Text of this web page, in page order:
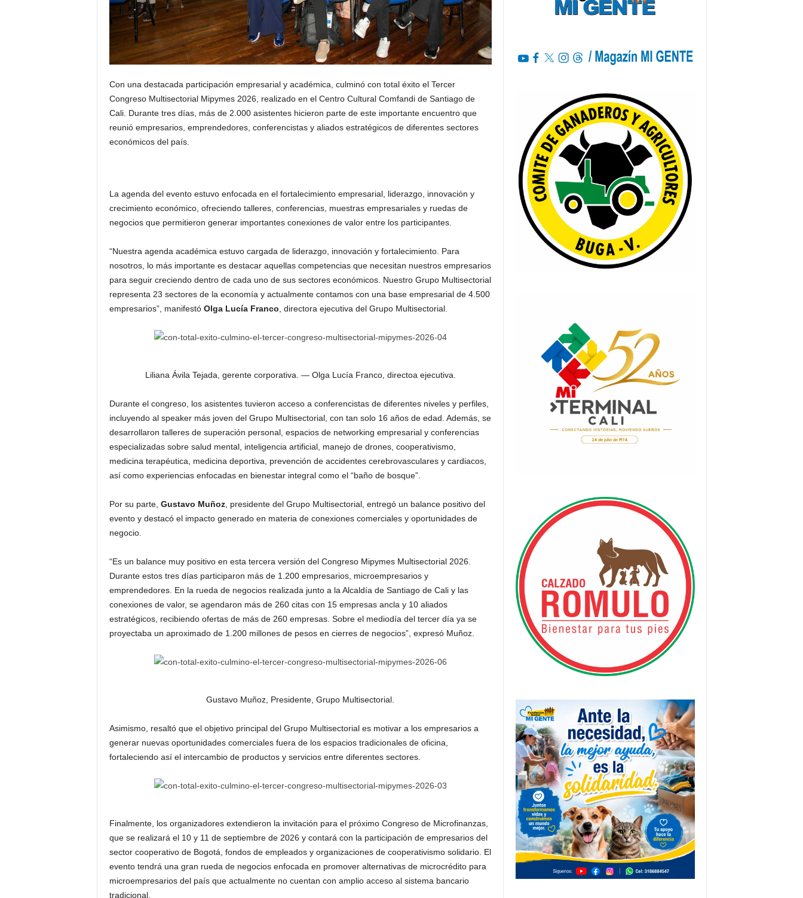
Con una destacada participación empresarial y académica, culminó con total éxito el Tercer
Congreso Multisectorial Mipymes 2026, realizado en el Centro Cultural Comfandi de Santiago de
Cali. Durante tres días, más de 2.000 asistentes hicieron parte de este importante encuentro que
reunió empresarios, emprendedores, conferencistas y aliados estratégicos de diferentes sectores
económicos del país.
La agenda del evento estuvo enfocada en el fortalecimiento empresarial, liderazgo, innovación y
crecimiento económico, ofreciendo talleres, conferencias, muestras empresariales y ruedas de
negocios que permitieron generar importantes conexiones de valor entre los participantes.
“Nuestra agenda académica estuvo cargada de liderazgo, innovación y fortalecimiento. Para
nosotros, lo más importante es destacar aquellas competencias que necesitan nuestros empresarios
para seguir creciendo dentro de cada uno de sus sectores económicos. Nuestro Grupo Multisectorial
representa 23 sectores de la economía y actualmente contamos con una base empresarial de 4.500
empresarios”, manifestó Olga Lucía Franco , directora ejecutiva del Grupo Multisectorial.
Liliana Ávila Tejada, gerente corporativa. — Olga Lucía Franco, directoa ejecutiva.
Durante el congreso, los asistentes tuvieron acceso a conferencistas de diferentes niveles y perfiles,
incluyendo al speaker más joven del Grupo Multisectorial, con tan solo 16 años de edad. Además, se
desarrollaron talleres de superación personal, espacios de networking empresarial y conferencias
especializadas sobre salud mental, inteligencia artificial, manejo de drones, cooperativismo,
medicina terapéutica, medicina deportiva, prevención de accidentes cerebrovasculares y cardiacos,
así como experiencias enfocadas en bienestar integral como el “baño de bosque”.
Por su parte, Gustavo Muñoz, presidente del Grupo Multisectorial, entregó un balance positivo del
evento y destacó el impacto generado en materia de conexiones comerciales y oportunidades de
negocio.
“Es un balance muy positivo en esta tercera versión del Congreso Mipymes Multisectorial 2026.
Durante estos tres días participaron más de 1.200 empresarios, microempresarios y
emprendedores. En la rueda de negocios realizada junto a la Alcaldía de Santiago de Cali y las
conexiones de valor, se agendaron más de 260 citas con 15 empresas ancla y 10 aliados
estratégicos, recibiendo ofertas de más de 260 empresas. Sobre el mediodía del tercer día ya se
proyectaba un aproximado de 1.200 millones de pesos en cierres de negocios”, expresó Muñoz.
Gustavo Muñoz, Presidente, Grupo Multisectorial.
Asimismo, resaltó que el objetivo principal del Grupo Multisectorial es motivar a los empresarios a
generar nuevas oportunidades comerciales fuera de los espacios tradicionales de oficina,
fortaleciendo así el intercambio de productos y servicios entre diferentes sectores.
Finalmente, los organizadores extendieron la invitación para el próximo Congreso de Microfinanzas,
que se realizará el 10 y 11 de septiembre de 2026 y contará con la participación de empresarios del
sector cooperativo de Bogotá, fondos de empleados y organizaciones de cooperativismo solidario. El
evento tendrá una gran rueda de negocios enfocada en promover alternativas de microcrédito para
microempresarios del país que actualmente no cuentan con amplio acceso al sistema bancario
tradicional.